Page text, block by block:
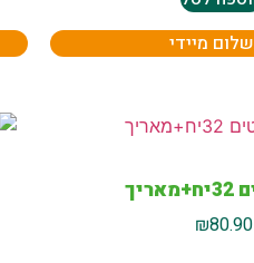
מיידי
₪80.90